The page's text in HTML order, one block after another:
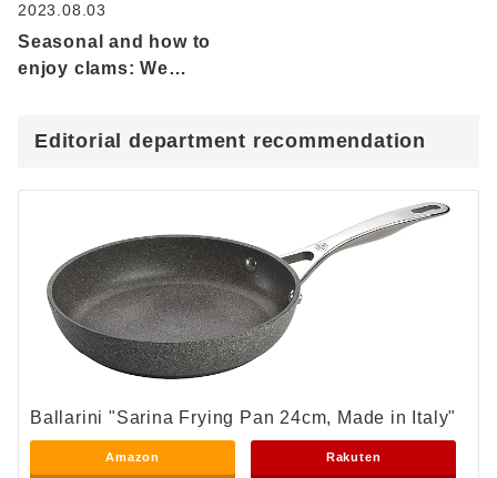
2023.08.03
Seasonal and how to
enjoy clams: We
clams to clam chowder!
Editorial department recommendation
Ballarini "Sarina Frying Pan 24cm, Made in Italy"
Amazon Rakuten